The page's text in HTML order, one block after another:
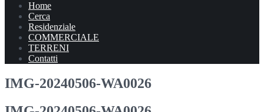
Home
Cerca
Residenziale
COMMERCIALE
TERRENI
Contatti
IMG-20240506-WA0026